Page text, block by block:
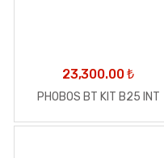
23,300.00₺
PHOBOS BT KIT B25 INT